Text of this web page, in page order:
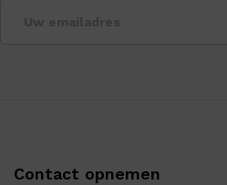
Contact opnemen